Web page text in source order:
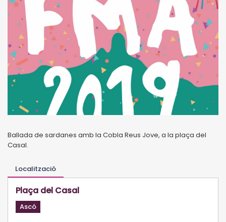
Ballada de sardanes amb la Cobla Reus Jove, a la plaça del
Casal.
Localització
Plaça del Casal
Ascó